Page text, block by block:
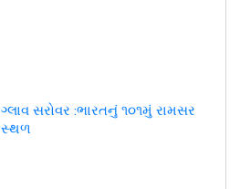
ગ્લાવ સરોવર :ભારતનું ૧૦૧મું રામસર
સ્થળ